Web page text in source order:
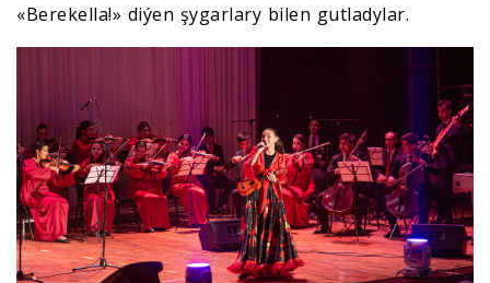
«Berekella!» diýen şygarlary bilen gutladylar.